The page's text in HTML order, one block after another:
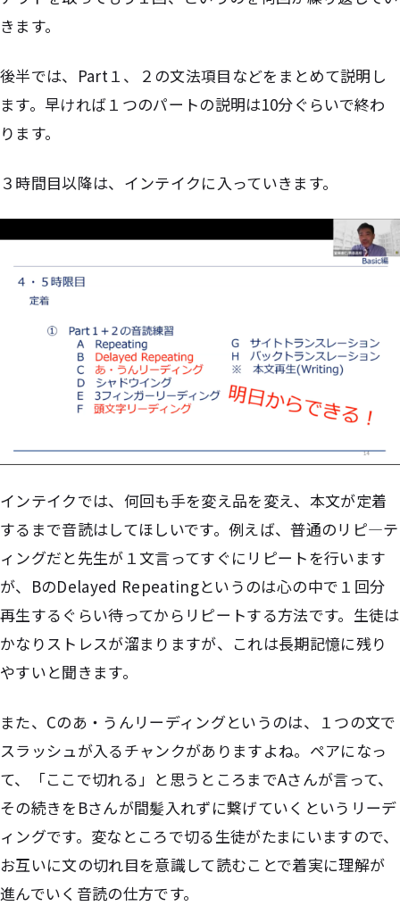
きます。
後半では、Part１、２の文法項目などをまとめて説明し
ます。早ければ１つのパートの説明は10分ぐらいで終わ
ります。
３時間目以降は、インテイクに入っていきます。
インテイクでは、何回も手を変え品を変え、本文が定着
するまで音読はしてほしいです。例えば、普通のリピ―テ
ィングだと先生が１文言ってすぐにリピートを行います
が、BのDelayed Repeatingというのは心の中で１回分
再生するぐらい待ってからリピートする方法です。生徒は
かなりストレスが溜まりますが、これは長期記憶に残り
やすいと聞きます。
また、Cのあ・うんリーディングというのは、１つの文で
スラッシュが入るチャンクがありますよね。ペアになっ
て、「ここで切れる」と思うところまでAさんが言って、
その続きをBさんが間髪入れずに繋げていくというリーデ
ィングです。変なところで切る生徒がたまにいますので、
お互いに文の切れ目を意識して読むことで着実に理解が
進んでいく音読の仕方です。